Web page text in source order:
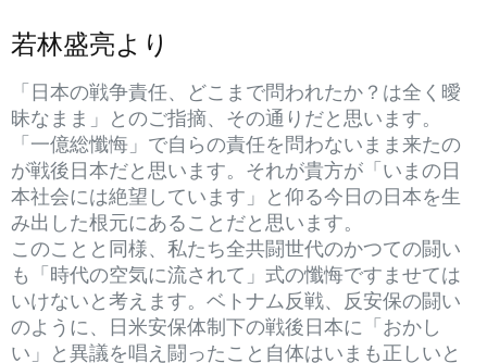
若林盛亮より
「日本の戦争責任、どこまで問われたか？は全く曖
昧なまま」とのご指摘、その通りだと思います。
「一億総懺悔」で自らの責任を問わないまま来たの
が戦後日本だと思います。それが貴方が「いまの日
本社会には絶望しています」と仰る今日の日本を生
み出した根元にあることだと思います。
このことと同様、私たち全共闘世代のかつての闘い
も「時代の空気に流されて」式の懺悔ですませては
いけないと考えます。ベトナム反戦、反安保の闘い
のように、日米安保体制下の戦後日本に「おかし
い」と異議を唱え闘ったこと自体はいまも正しいと